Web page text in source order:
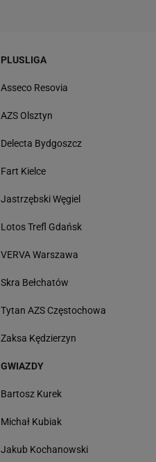
PLUSLIGA
Asseco Resovia
AZS Olsztyn
Delecta Bydgoszcz
Fart Kielce
Jastrzębski Węgiel
Lotos Trefl Gdańsk
VERVA Warszawa
Skra Bełchatów
Tytan AZS Częstochowa
Zaksa Kędzierzyn
GWIAZDY
Bartosz Kurek
Michał Kubiak
Jakub Kochanowski